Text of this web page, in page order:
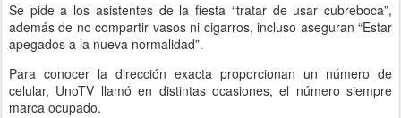
Se pide a los asistentes de la fiesta “tratar de usar cubreboca”,
además de no compartir vasos ni cigarros, incluso aseguran “Estar
apegados a la nueva normalidad”.
Para conocer la dirección exacta proporcionan un número de
celular, UnoTV llamó en distintas ocasiones, el número siempre
marca ocupado.